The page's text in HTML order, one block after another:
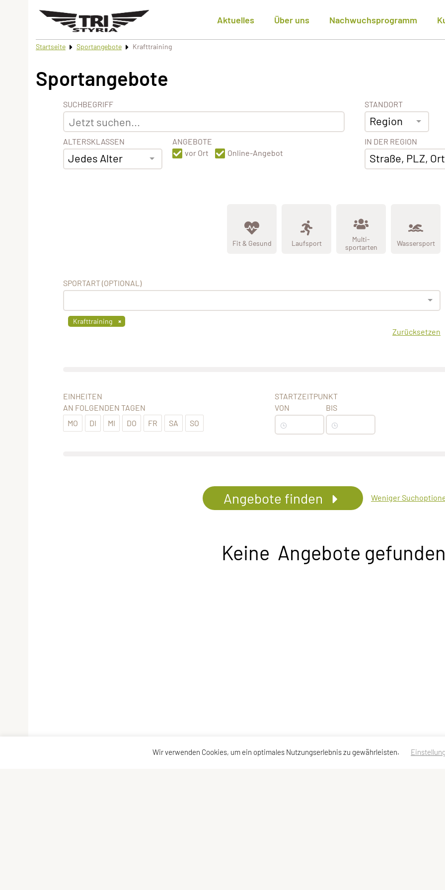
Aktuelles Über uns Nachwuchsprogramm
Startseite Sportangebote Krafttraining
Sportangebote
SUCHBEGRIFF
ALTERSKLASSEN
Jedes Alter
ANGEBOTE
vor Ort
Online-Angebot
STANDORT
Region
IN DER REGION
Straße, PLZ,
Fit & Gesund Laufsport
Multi-
sportarten
Wassersport
SPORTART (OPTIONAL)
Krafttraining
Zurücksetzen
EINHEITEN
AN FOLGENDEN TAGEN
MO
DI MI DO FR SA SO
STARTZEITPUNKT
VON
BIS
Angebote finden Weniger
Keine Angebote
Wir verwenden Cookies, um ein optimales Nutzungserlebnis zu gewährleisten.